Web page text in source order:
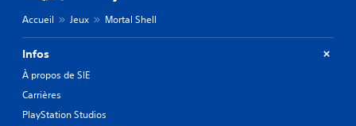
Accueil Jeux Mortal Shell
Infos
À propos de SIE
Carrières
PlayStation Studios